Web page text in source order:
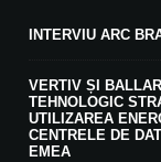
INTERVIU ARC
VERTIV ȘI
TEHNOLOGIC
UTILIZAREA
CENTRELE DE
EMEA